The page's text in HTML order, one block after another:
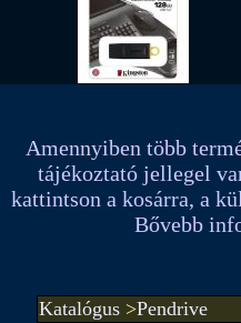
Amennyiben több
tájékoztató jellegel
kattintson a kosárra, a
Bővebb
Katalógus>Pendrive